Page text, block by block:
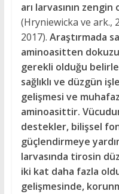
arı larvasının
(Hryniewicka ve ark.,
2017). Araştırmada
aminoasitten
gerekli olduğu
sağlıklı ve düzgün
gelişmesi ve
aminoasittir.
destekler, bilişsel
güçlendirmeye
larvasında tirosin
iki kat daha fazla
gelişmesinde,